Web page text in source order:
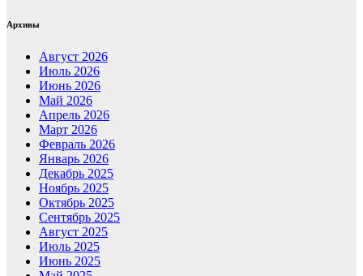
Архивы
Август 2026
Июль 2026
Июнь 2026
Май 2026
Апрель 2026
Март 2026
Февраль 2026
Январь 2026
Декабрь 2025
Ноябрь 2025
Октябрь 2025
Сентябрь 2025
Август 2025
Июль 2025
Июнь 2025